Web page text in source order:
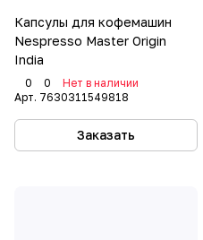
Капсулы для кофемашин
Nespresso Master Origin
India
0 0
Нет в наличии
Арт. 7630311549818
Заказать